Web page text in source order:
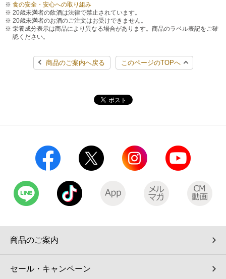
食の安全・安心への取り組み
20歳未満者の飲酒は法律で禁止されています。
20歳未満者のお酒のご注文はお受けできません。
栄養成分表示は商品により異なる場合があります。商品のラベル表記をご確
認ください。
商品のご案内へ戻る このページのTOPへ
商品のご案内
セール・キャンペーン